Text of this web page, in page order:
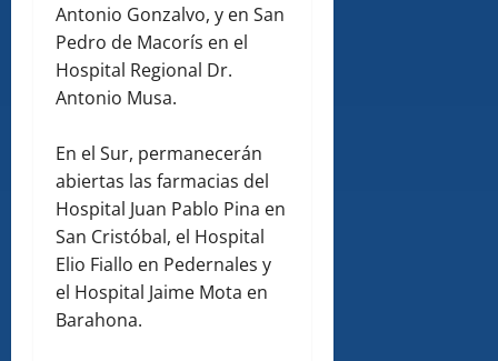
Antonio Gonzalvo, y en San
Pedro de Macorís en el
Hospital Regional Dr.
Antonio Musa.
En el Sur, permanecerán
abiertas las farmacias del
Hospital Juan Pablo Pina en
San Cristóbal, el Hospital
Elio Fiallo en Pedernales y
el Hospital Jaime Mota en
Barahona.